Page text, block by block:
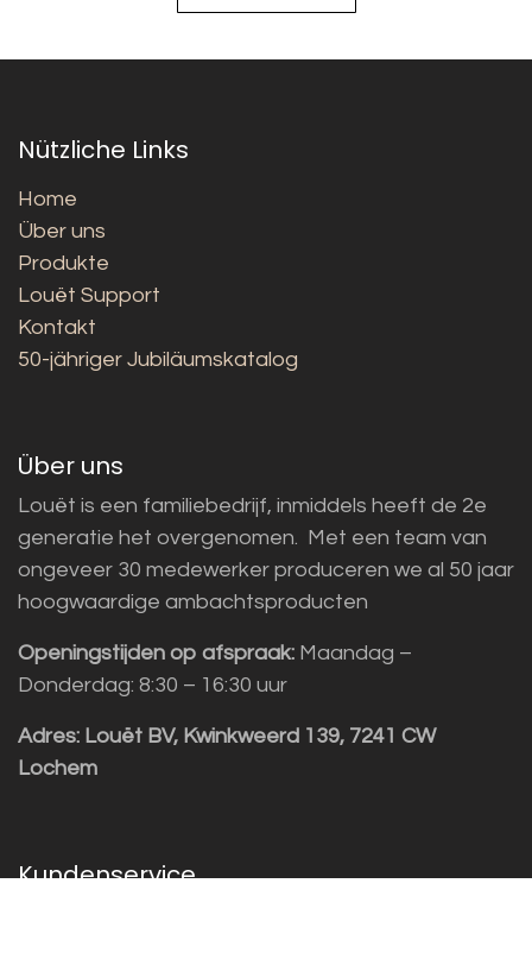
Nützliche Links
Home
Über uns
Produkte
Louët Support
Kontakt
50-jähriger Jubiläumskatalog
Über uns
Louët is een familiebedrijf, inmiddels heeft de 2e
generatie het overgenomen. Met een team van
ongeveer 30 medewerker produceren we al 50 jaar
hoogwaardige ambachtsproducten
Openingstijden op afspraak: Maandag –
Donderdag: 8:30 – 16:30 uur
Adres: Louët BV, Kwinkweerd 139, 7241 CW
Lochem
Kundenservice